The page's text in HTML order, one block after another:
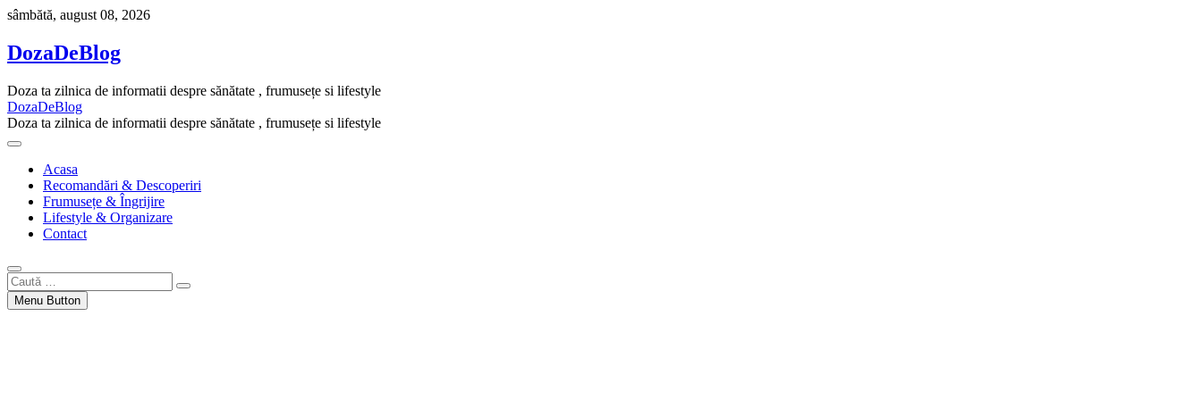
Skip
content
sâmbătă, august 08, 2026
DozaDeBlog
Doza ta zilnica de informatii despre sănătate , frumusețe si lifestyle
DozaDeBlog
Doza ta zilnica de informatii despre sănătate , frumusețe si lifestyle
Acasa
Recomandări & Descoperiri
Frumusețe & Îngrijire
Lifestyle & Organizare
Contact
Caută
…Menu Button